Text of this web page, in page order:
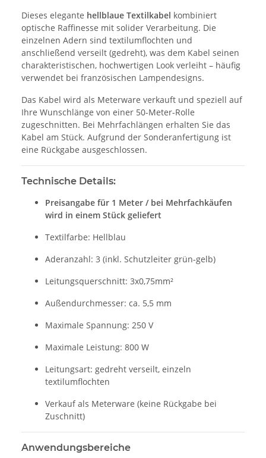
Dieses elegante hellblaue Textilkabel kombiniert
optische Raffinesse mit solider Verarbeitung. Die
einzelnen Adern sind textilumflochten und
anschließend verseilt (gedreht), was dem Kabel seinen
charakteristischen, hochwertigen Look verleiht – häufig
verwendet bei französischen Lampendesigns.
Das Kabel wird als Meterware verkauft und speziell auf
Ihre Wunschlänge von einer 50-Meter-Rolle
zugeschnitten. Bei Mehrfachlängen erhalten Sie das
Kabel am Stück. Aufgrund der Sonderanfertigung ist
eine Rückgabe ausgeschlossen.
Technische Details:
Preisangabe für 1 Meter / bei Mehrfachkäufen
wird in einem Stück geliefert
Textilfarbe: Hellblau
Aderanzahl: 3 (inkl. Schutzleiter grün-gelb)
Leitungsquerschnitt: 3x0,75mm²
Außendurchmesser: ca. 5,5 mm
Maximale Spannung: 250 V
Maximale Leistung: 800 W
Leitungsart: gedreht verseilt, einzeln
textilumflochten
Verkauf als Meterware (keine Rückgabe bei
Zuschnitt)
Anwendungsbereiche